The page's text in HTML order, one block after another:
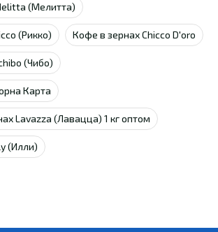
(Мелитта)
(Рикко) Кофе в зернах Chicco D'oro
(Чибо)
Карта
Lavazza (Лавацца) 1 кг оптом
(Илли)